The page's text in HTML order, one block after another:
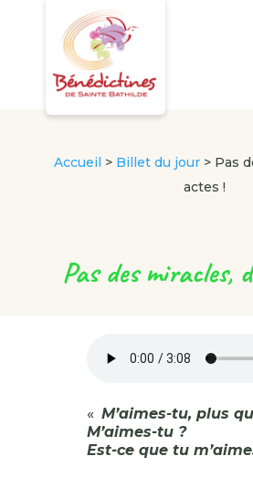
Accueil > Billet du jour> Pas
actes !
Pas des miracles,
« M’aimes-tu, plus
M’aimes-tu ?
Est-ce que tu